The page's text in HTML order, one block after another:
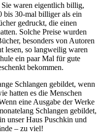
waren eigentlich billig,
bis 30-mal billiger als ein
gedruckt, die einen
Solche Preise wurden
besonders von Autoren
lesen, so langweilig waren
ein paar Mal für gute
bekommen.
Schlangen gebildet, wenn
hatten es die Menschen
eine Ausgabe der Werke
Schlangen gebildet,
unser Haus Puschkin und
– zu viel!